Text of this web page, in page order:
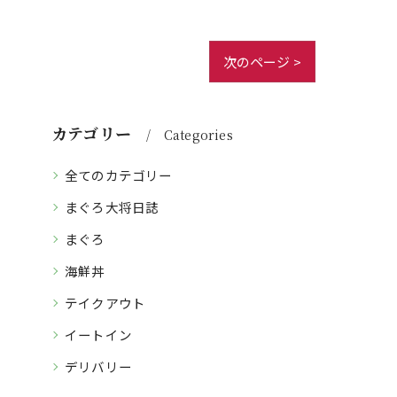
次のページ >
カテゴリー Categories
全てのカテゴリー
まぐろ大将日誌
まぐろ
海鮮丼
テイクアウト
イートイン
デリバリー